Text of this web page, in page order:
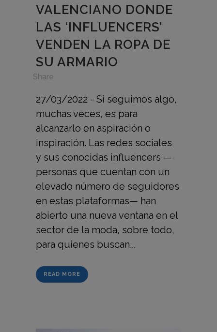
VALENCIANO DONDE
LAS ‘INFLUENCERS’
VENDEN LA ROPA DE
SU ARMARIO
Share
27/03/2022 - Si seguimos algo,
muchas veces, es para
alcanzarlo en aspiración o
inspiración. Las redes sociales
y sus conocidas influencers —
personas que cuentan con un
elevado número de seguidores
en estas plataformas— han
abierto una nueva ventana en el
sector de la moda, sobre todo,
para quienes buscan...
READ MORE